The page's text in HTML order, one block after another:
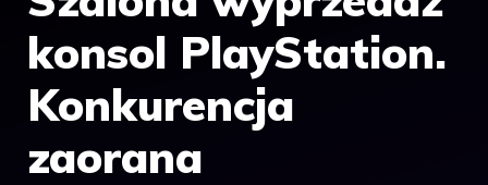
konsol PlayStation.
Konkurencja
zaorana